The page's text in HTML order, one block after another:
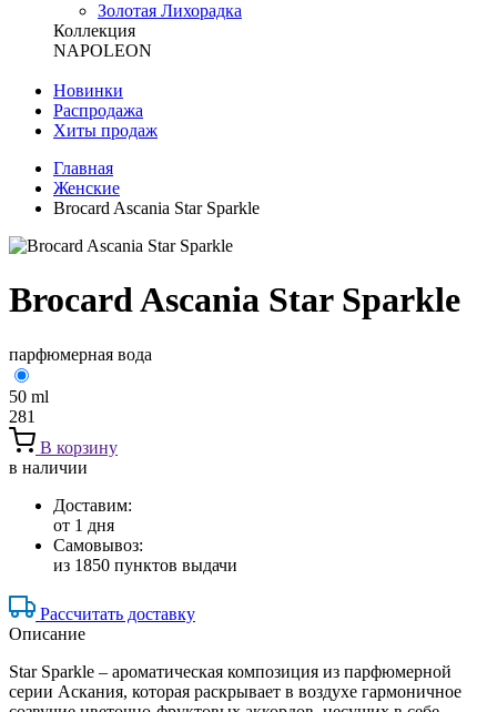
Золотая Лихорадка
Коллекция
NAPOLEON
Новинки
Распродажа
Хиты продаж
Главная
Женские
Brocard Ascania Star Sparkle
Brocard Ascania Star Sparkle
парфюмерная вода
50 ml
281
В корзину
в наличии
Доставим:
от 1 дня
Самовывоз:
из 1850 пунктов выдачи
Рассчитать доставку
Описание
Star Sparkle – ароматическая композиция из парфюмерной
серии Аскания, которая раскрывает в воздухе гармоничное